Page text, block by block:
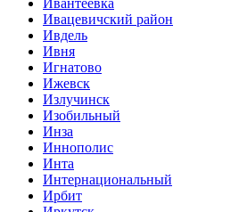
Ивантеевка
Ивацевичский район
Ивдель
Ивня
Игнатово
Ижевск
Излучинск
Изобильный
Инза
Иннополис
Инта
Интернациональный
Ирбит